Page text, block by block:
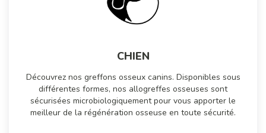
CHIEN
Découvrez nos greffons osseux canins. Disponibles sous
différentes formes, nos allogreffes osseuses sont
sécurisées microbiologiquement pour vous apporter le
meilleur de la régénération osseuse en toute sécurité.